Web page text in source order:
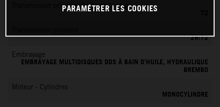
Transmission primaire dents embrayage
29:72
Embrayage
EMBRAYAGE MULTIDISQUES DDS À BAIN D’HUILE, HYDRAULIQUE
BREMBO
Moteur - Cylindres
MONOCYLINDRE
PARAMÉTRER LES COOKIES